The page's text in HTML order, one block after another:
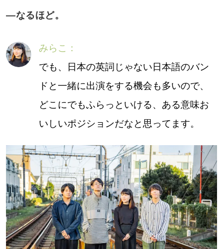
―なるほど。
みらこ：
でも、日本の英詞じゃない日本語のバン
ドと一緒に出演をする機会も多いので、
どこにでもふらっといける、ある意味お
いしいポジションだなと思ってます。